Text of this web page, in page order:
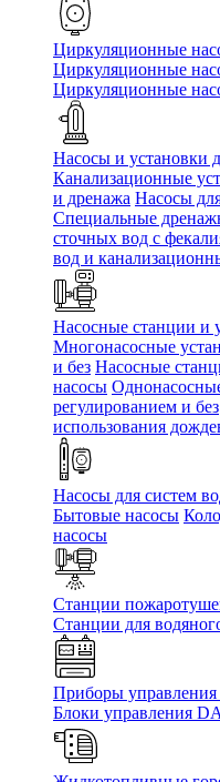
Циркуляционные
Циркуляционные
Циркуляционные
Насосы и установки
Канализационные
и дренажа Насосы
Специальные
сточных вод c
вод и
Насосные станции и
Многонасосные
и без Насосные
насосы
регулированием и без
использования
Насосы для систем
Бытовые насосы
насосы
Станции
Станции для
Приборы управления
Блоки управления